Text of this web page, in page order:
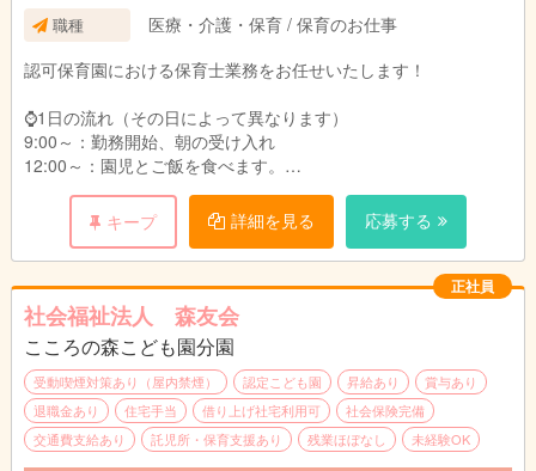
・4年生大学卒：月給261,710円
・2年制短大・専門卒：月給255,710円
給与詳細：
・基本給：167,391円～172,791円
・処遇改善Ⅰ手当：47,697円～47,697円
・処遇改善Ⅱ手当：5,039円～5,039円
・処遇改善Ⅲ手当：8,999円～8,999円
・大分市加算手当：998円
・固定残業代15時間分：25,586円～26,186円
※固定残業代は時間外労働の有無にかかわらず、
15時間分を支給。超過分は追加支給
※上記手当に関しては国、行政の事業により変更
する場合あり
シフト例：
・6:45～15:45
・8:00～17:00
・9:00～18:00
・10:00～19:00
・11:00～20:00
※土曜日出勤：月に2~3度程度
職種
医療・介護・保育 / 保育のお仕事
認可保育園における保育士業務をお任せいたします！
⌚1日の流れ（その日によって異なります）
9:00～：勤務開始、朝の受け入れ
12:00～：園児とご飯を食べます。
14:00～：午睡見守り
15:00～：おやつの配膳
17:00～：降園、引き渡し
18:00：勤務終了
★昼食350円（おやつ付き）
★動きやすい服装で勤務OK!（制服等はございません。）
★実地試験なし
※仕事内容の変更範囲（法人の定める業務）
キープ 詳細を見る 応募する
正社員
社会福祉法人 森友会
こころの森こども園分園
受動喫煙対策あり（屋内禁煙） 認定こども園 昇給あり
賞与あり
退職金あり
住宅手当 借り上げ社宅利用可
社会保険完備
交通費支給あり
託児所・保育支援あり 残業ほぼなし 未経験OK